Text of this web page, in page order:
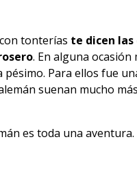
tonterías te dicen las
. En alguna
Para ellos fue
suenan mucho
es toda una